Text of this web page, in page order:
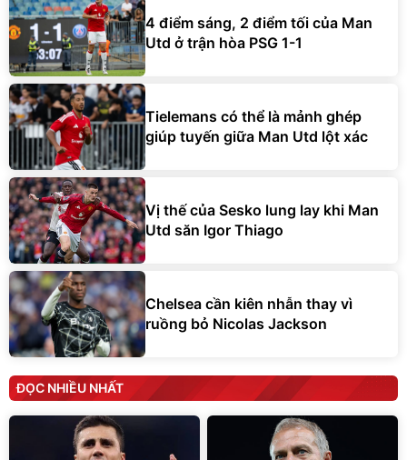
4 điểm sáng, 2 điểm tối của Man
Utd ở trận hòa PSG 1-1
Tielemans có thể là mảnh ghép
giúp tuyến giữa Man Utd lột xác
Vị thế của Sesko lung lay khi Man
Utd săn Igor Thiago
Chelsea cần kiên nhẫn thay vì
ruồng bỏ Nicolas Jackson
ĐỌC NHIỀU NHẤT